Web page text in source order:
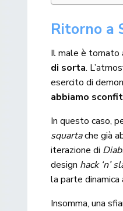
Ritorno a
Il male è tornato
di sorta.
esercito di
abbiamo
In questo caso,
squartache già
iterazione di
design hack ‘n’
la parte dinamica
Insomma, una